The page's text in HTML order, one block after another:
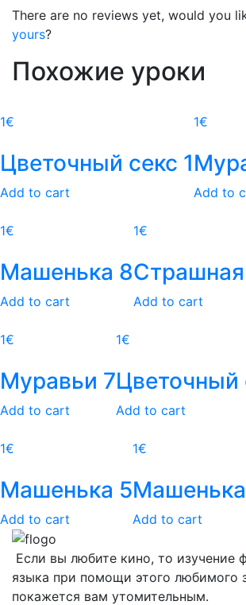
There are no reviews yet, would you
yours?
Похожие уроки
1€
Цветочный секс 1
Add to cart
1€
Add to
1€
Машенька 8
Add to cart
1€
Add to cart
1€
Муравьи 7
Add to cart
1€
Цветочный
Add to cart
1€
Машенька 5
Add to cart
1€
Add to cart
Если вы любите кино, то изучение
языка при помощи этого любимого
покажется вам утомительным.